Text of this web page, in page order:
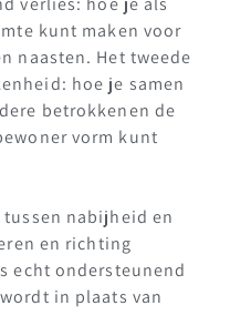
kunt maken voor
naasten. Het tweede
hoe je samen
betrokkenen de
vorm kunt
tussen nabijheid en
en richting
echt ondersteunend
in plaats van